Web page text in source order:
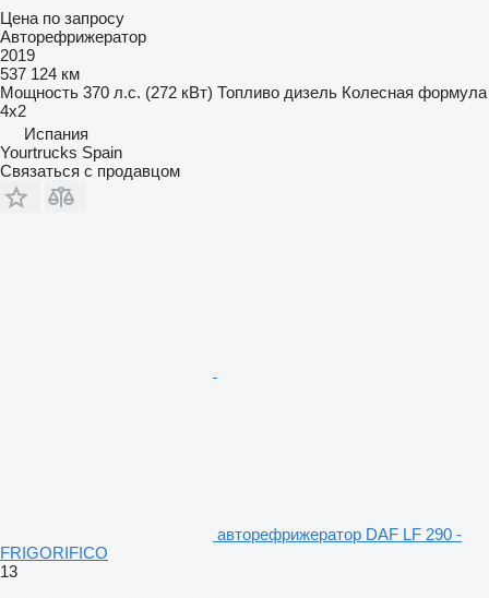
Цена по запросу
Авторефрижератор
2019
537 124 км
Мощность 370 л.с. (272 кВт) Топливо дизель Колесная формула
4x2
Испания
Yourtrucks Spain
Связаться с продавцом
авторефрижератор DAF LF 290 -
FRIGORIFICO
13